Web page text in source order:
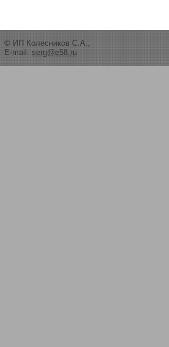
© ИП Колесников С.А.,
E-mail: serg@e58.ru